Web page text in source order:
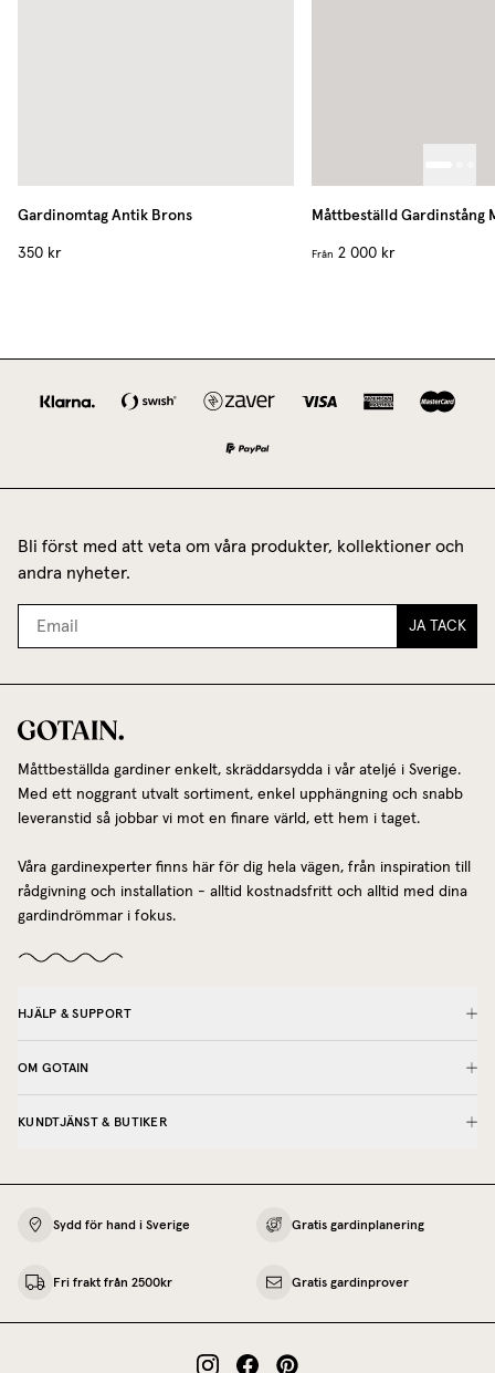
GardinomtagAntik Brons
350 kr
Måttbeställd Gardinstång
Från 2 000 kr
Bli först med att veta om våra produkter, kollektioner och
andra nyheter.
JA TACK
Måttbeställda gardiner enkelt, skräddarsydda i vår ateljé i Sverige.
Med ett noggrant utvalt sortiment, enkel upphängning och snabb
leveranstid så jobbar vi mot en finare värld, ett hem i taget.
Våra gardinexperter finns här för dig hela vägen, från inspiration till
rådgivning och installation - alltid kostnadsfritt och alltid med dina
gardindrömmar i fokus.
HJÄLP & SUPPORT
OM GOTAIN
KUNDTJÄNST & BUTIKER
Sydd för hand i Sverige Gratis gardinplanering
Fri frakt från 2500kr Gratis gardinprover